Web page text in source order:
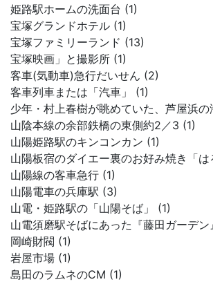
姫路駅ホームの洗面台 (1)
宝塚グランドホテル (1)
宝塚ファミリーランド (13)
宝塚映画」と撮影所 (1)
客車(気動車)急行だいせん (2)
客車列車または「汽車」 (1)
少年・村上春樹が眺めていた、芦屋浜の
山陰本線の余部鉄橋の東側約2／3 (1)
山陽姫路駅のキンコンカン (1)
山陽板宿のダイエー裏のお好み焼き「
山陽線の客車急行 (1)
山陽電車の兵庫駅 (3)
山電・姫路駅の「山陽そば」 (1)
山電須磨駅そばにあった『藤田ガーデン
岡崎財閥 (1)
岩屋市場 (1)
島田のラムネのCM (1)